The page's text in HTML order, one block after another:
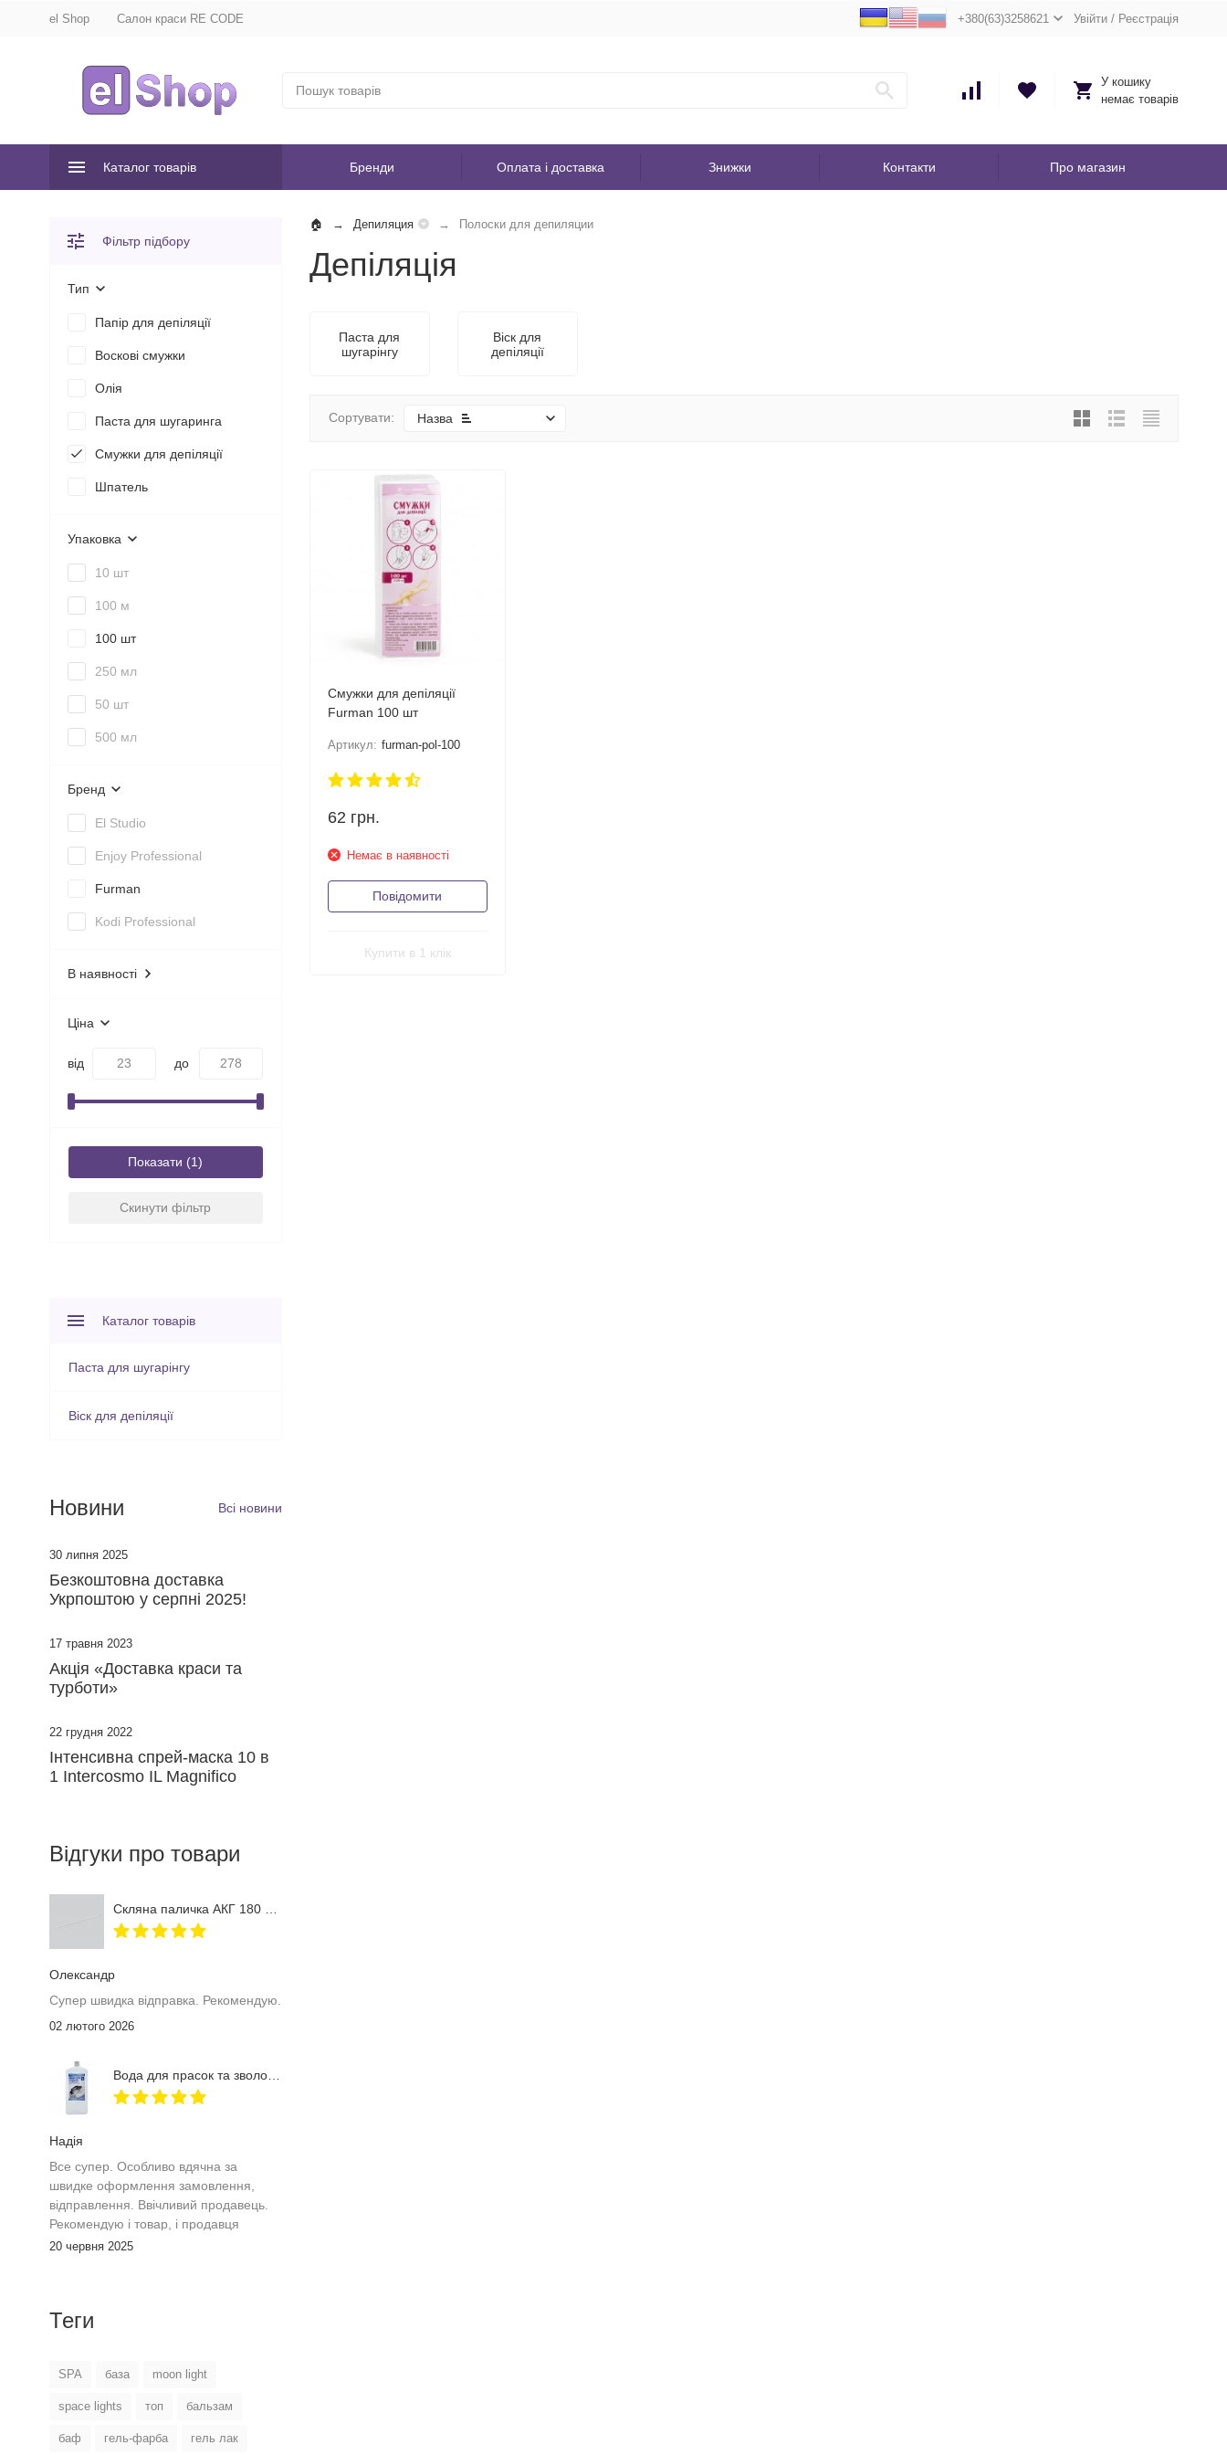
el Shop Салон краси RE CODE +380(63)3258621 Увійти/ Реєстрація
У кошику
немає товарів
Каталог товарів Бренди Оплата і доставка Знижки Контакти Про магазин
Депиляция Полоски для депиляции
Депіляція
Паста для
шугарінгу
Віск для
депіляції
Сортувати: Назва
Смужки для депіляції
Furman 100 шт
Артикул: furman-pol-100
62 грн.
Немає в наявності
Повідомити
Купити в 1 клік
Фільтр підбору
Тип
Папір для депіляції
Воскові смужки
Олія
Паста для шугаринга
Смужки для депіляції
Шпатель
Упаковка
10 шт
100 м
100 шт
250 мл
50 шт
500 мл
Бренд
El Studio
Enjoy Professional
Furman
Kodi Professional
В наявності
Ціна
від до
Показати
Скинути фільтр
Каталог товарів
Паста для шугарінгу
Віск для депіляції
Новини Всі новини
30 липня 2025
​Безкоштовна доставка
Укрпоштою у серпні 2025!
17 травня 2023
Акція «Доставка краси та
турботи»
22 грудня 2022
Інтенсивна спрей-маска 10 в
1 Intercosmo IL Magnifico
Відгуки про товари
Олександр
Супер швидка відправка. Рекомендую.
02 лютого 2026
Вода для прасок та зволожувачів повітря Furman 1 л
Надія
Все супер. Особливо вдячна за
швидке оформлення замовлення,
відправлення. Ввічливий продавець.
Рекомендую і товар, і продавця
20 червня 2025
Теги
SPA база moon light
space lights топ бальзам
баф гель-фарба гель лак